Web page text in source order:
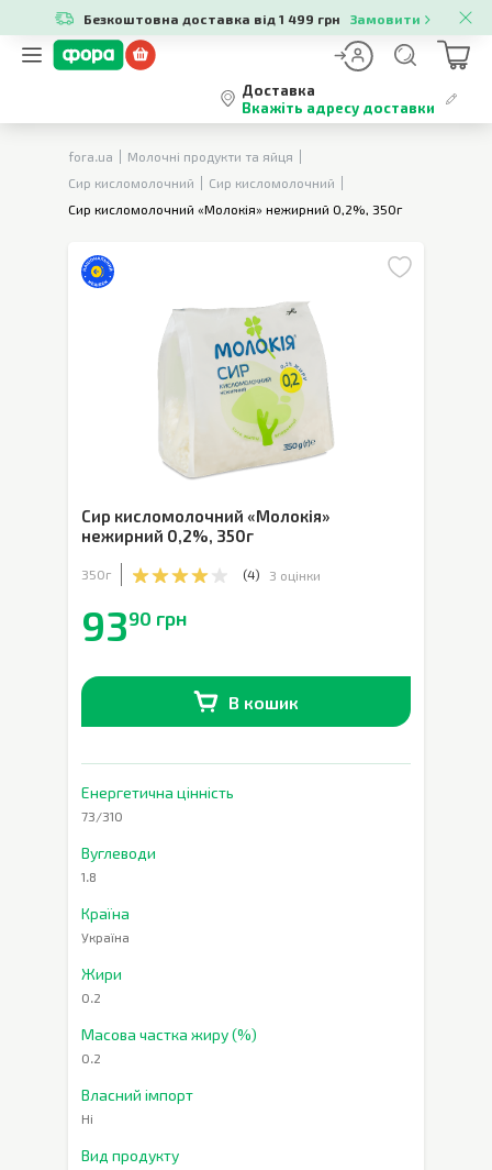
Безкоштовна доставка від 1 499 грн Замовити
Доставка
Вкажіть адресу доставки
fora.ua
Молочні продукти та яйця
Сир кисломолочний
Сир кисломолочний
Сир кисломолочний «Молокія» нежирний 0,2%, 350г
Сир кисломолочний «Молокія»
нежирний 0,2%, 350г
350г (4) 3 оцінки
9390 грн
В кошик
Енергетична цінність
73/310
Вуглеводи
1.8
Країна
Україна
Жири
0.2
Масова частка жиру (%)
0.2
Власний імпорт
Ні
Вид продукту